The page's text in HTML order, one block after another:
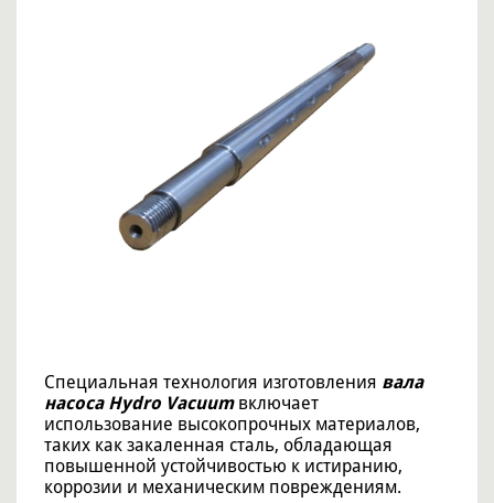
Специальная технология изготовления вала
насоса Hydro Vacuumвключает
использование высокопрочных материалов,
таких как закаленная сталь, обладающая
повышенной устойчивостью к истиранию,
коррозии и механическим повреждениям.